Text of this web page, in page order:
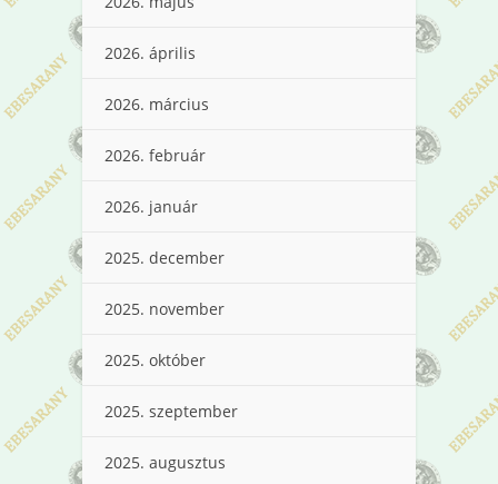
2026. április
2026. március
2026. február
2026. január
2025. december
2025. november
2025. október
2025. szeptember
2025. augusztus